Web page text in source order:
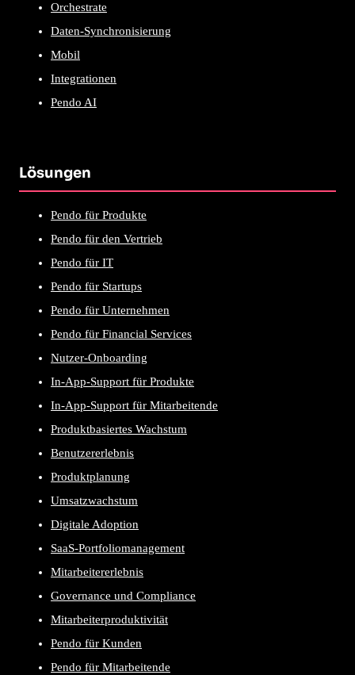
Orchestrate
Daten-Synchronisierung
Mobil
Integrationen
Pendo AI
Lösungen
Pendo für Produkte
Pendo für den Vertrieb
Pendo für IT
Pendo für Startups
Pendo für Unternehmen
Pendo für Financial Services
Nutzer-Onboarding
In-App-Support für Produkte
In-App-Support für Mitarbeitende
Produktbasiertes Wachstum
Benutzererlebnis
Produktplanung
Umsatzwachstum
Digitale Adoption
SaaS-Portfoliomanagement
Mitarbeitererlebnis
Governance und Compliance
Mitarbeiterproduktivität
Pendo für Kunden
Pendo für Mitarbeitende